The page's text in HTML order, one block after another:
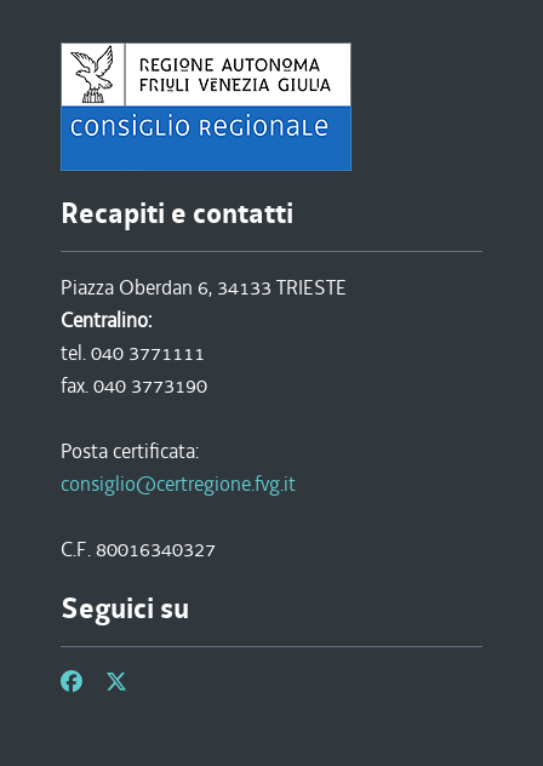
Recapiti e contatti
Piazza Oberdan 6, 34133 TRIESTE
Centralino:
tel. 040 3771111
fax. 040 3773190
Posta certificata:
consiglio@certregione.fvg.it
C.F. 80016340327
Seguici su